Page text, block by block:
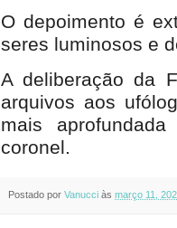
O depoimento é
seres luminosos e
A deliberação da
arquivos aos
mais
coronel.
Postado por Vanucci às março 11,